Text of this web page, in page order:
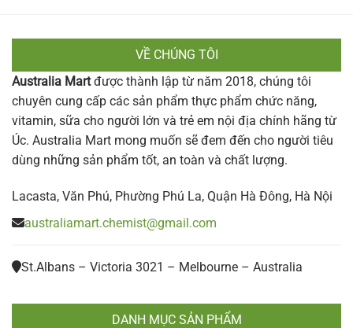
VỀ CHÚNG TÔI
Australia Martđược thành lập từ năm 2018, chúng tôi
chuyên cung cấp các sản phẩm thực phẩm chức năng,
vitamin, sữa cho người lớn và trẻ em nội địa chính hãng từ
Úc. Australia Mart mong muốn sẽ đem đến cho người tiêu
dùng những sản phẩm tốt, an toàn và chất lượng.
Lacasta, Văn Phú, Phường Phú La, Quận Hà Đông, Hà Nội
australiamart.chemist@gmail.com
St.Albans – Victoria 3021 – Melbourne – Australia
DANH MỤC SẢN PHẨM